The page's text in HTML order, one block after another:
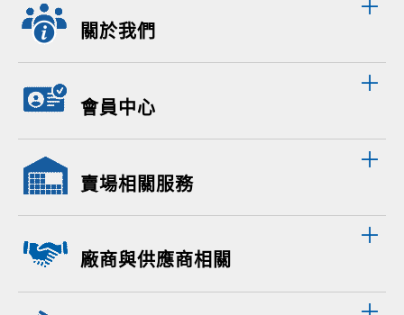
關於我們
會員中心
賣場相關服務
廠商與供應商相關